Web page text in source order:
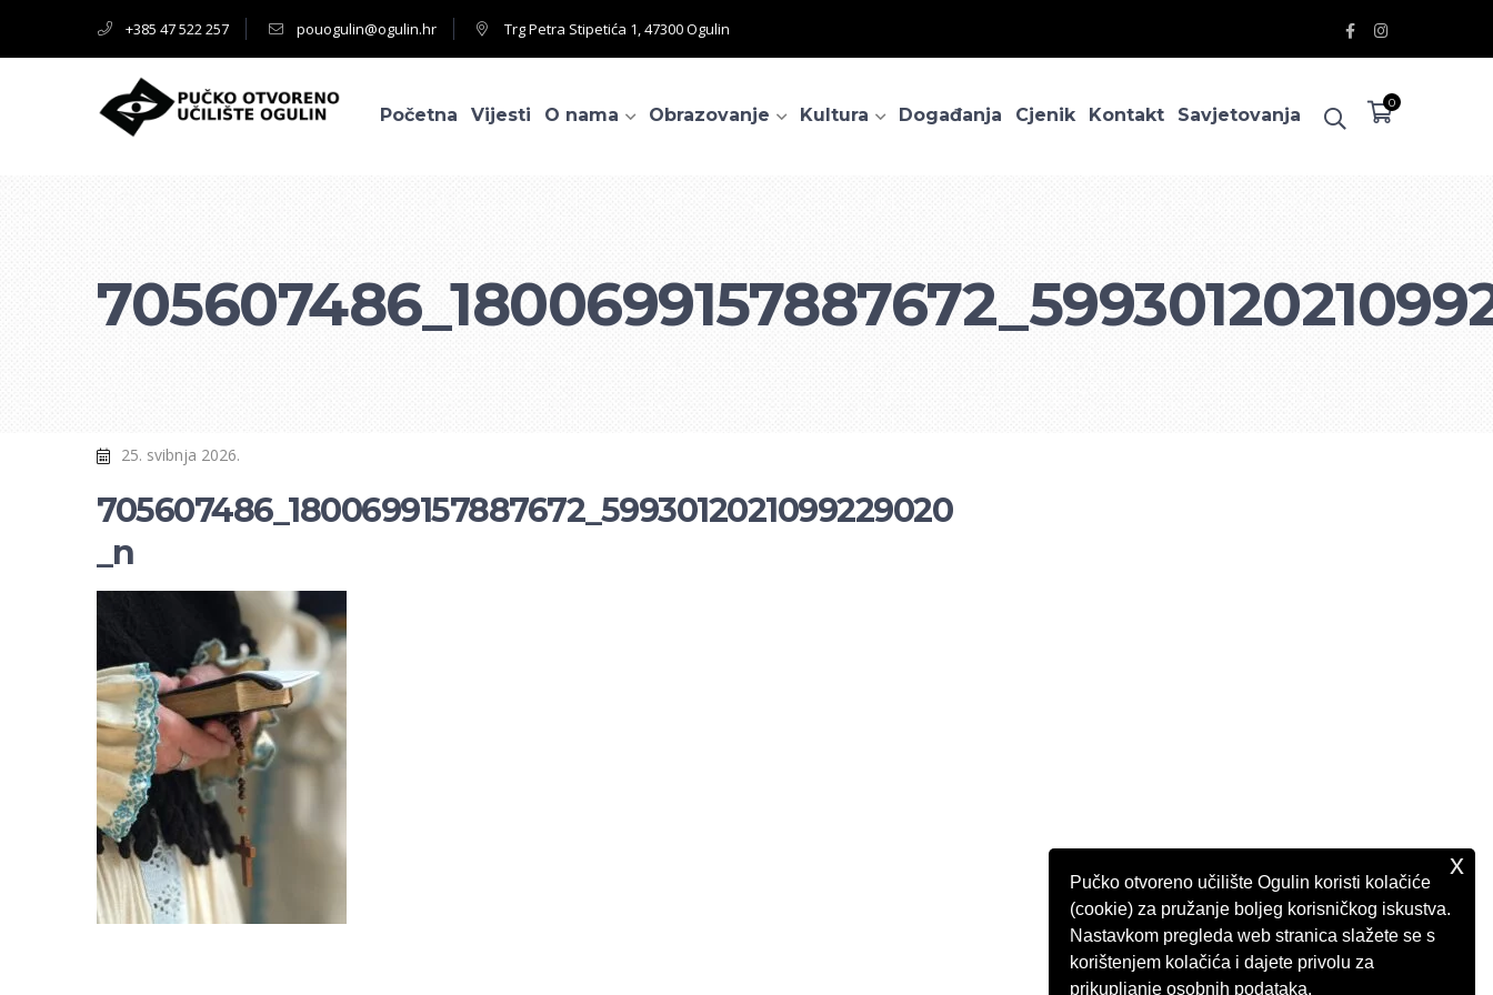
+385 47 522 257 pouogulin@ogulin.hr Trg Petra Stipetića 1, 47300 Ogulin
Facebook
Profile
Instagram
Profile
0
Početna Vijesti O nama Obrazovanje Kultura Događanja Cjenik Kontakt Savjetovanja
25. svibnja 2026.
705607486_1800699157887672_5993012021099229020
_n
Pučko otvoreno učilište Ogulin koristi kolačiće
(cookie) za pružanje boljeg korisničkog iskustva.
Nastavkom pregleda web stranica slažete se s
korištenjem kolačića i dajete privolu za
prikupljanje osobnih podataka.
x